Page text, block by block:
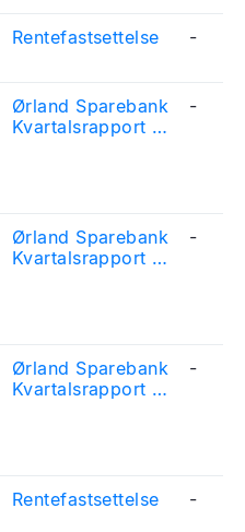
Rentefastsettelse -
Ørland Sparebank
Kvartalsrapport 2.
-
Ørland Sparebank
Kvartalsrapport 2.
-
Ørland Sparebank
Kvartalsrapport 2.
-
Rentefastsettelse -